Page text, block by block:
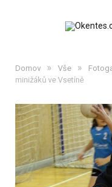
Domov » Vše »
minižáků ve Vsetíně